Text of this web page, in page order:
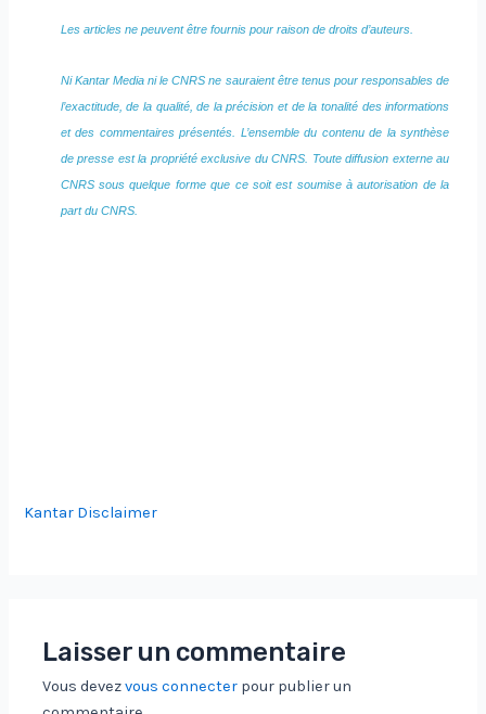
Les articles ne peuvent être fournis pour raison de droits d’auteurs.
Ni Kantar Media ni le CNRS ne sauraient être tenus pour responsables de
l’exactitude, de la qualité, de la précision et de la tonalité des informations
et des commentaires présentés. L’ensemble du contenu de la synthèse
de presse est la propriété exclusive du CNRS. Toute diffusion externe au
CNRS sous quelque forme que ce soit est soumise à autorisation de la
part du CNRS.
Kantar Disclaimer
Laisser un commentaire
Vous devezvous connecter pour publier un